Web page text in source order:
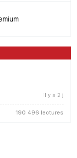
il y a 2 j
190 496 lectures